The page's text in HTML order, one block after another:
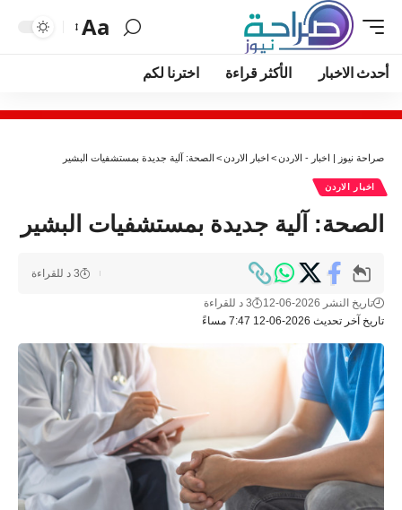
Aa
أحدث الاخبار الأكثر قراءة اخترنا لكم
صراحة نيوز | اخبار - الاردن> اخبار الاردن> الصحة: آلية جديدة بمستشفيات البشير
اخبار الاردن
الصحة: آلية جديدة بمستشفيات البشير
تاريخ آخر تحديث 2026-06-12 7:47 مساءً
تاريخ النشر 2026-06-12 3 د للقراءة
3 د للقراءة